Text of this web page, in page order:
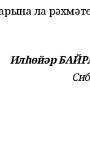
ла
Илһөйәр